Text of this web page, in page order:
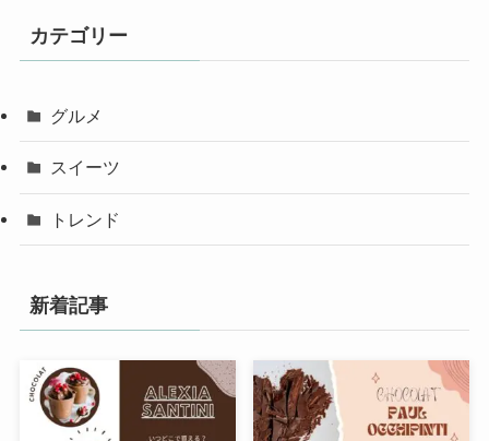
カテゴリー
グルメ
スイーツ
トレンド
新着記事